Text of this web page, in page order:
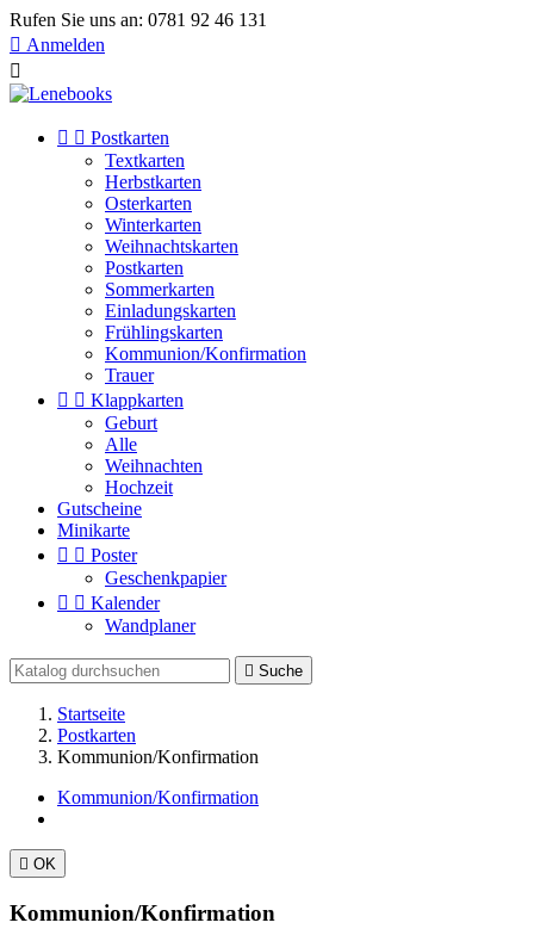
Rufen Sie uns an: 0781 92 46 131
 Anmelden

  Postkarten
Textkarten
Herbstkarten
Osterkarten
Winterkarten
Weihnachtskarten
Postkarten
Sommerkarten
Einladungskarten
Frühlingskarten
Kommunion/Konfirmation
Trauer
  Klappkarten
Geburt
Alle
Weihnachten
Hochzeit
Gutscheine
Minikarte
  Poster
Geschenkpapier
  Kalender
Wandplaner
 Suche
Startseite
Postkarten
Kommunion/Konfirmation
Kommunion/Konfirmation
 OK
Kommunion/Konfirmation